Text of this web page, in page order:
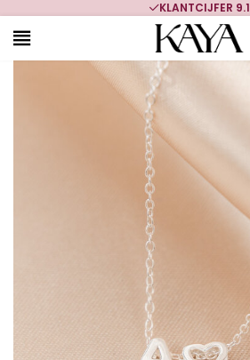
KLANTCIJFER 9.1